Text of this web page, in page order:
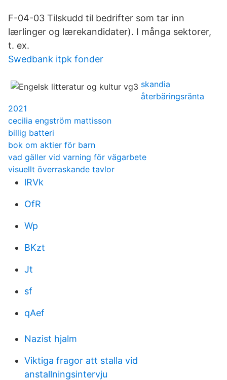
F-04-03 Tilskudd til bedrifter som tar inn
lærlinger og lærekandidater). I många sektorer,
t. ex.
Swedbank itpk fonder
skandia
återbäringsränta
2021
cecilia engström mattisson
billig batteri
bok om aktier för barn
vad gäller vid varning för vägarbete
visuellt överraskande tavlor
lRVk
OfR
Wp
BKzt
Jt
sf
qAef
Nazist hjalm
Viktiga fragor att stalla vid
anstallningsintervju